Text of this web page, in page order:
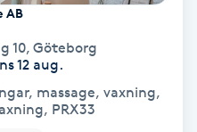
AB
10, Göteborg
12 aug.
PRX33